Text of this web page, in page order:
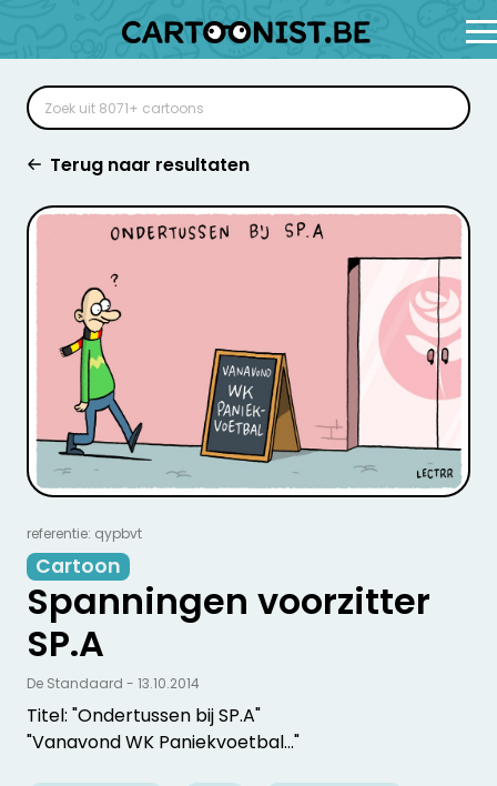
Terug naar resultaten
referentie: qypbvt
Cartoon
Spanningen voorzitter
SP.A
Titel: "Ondertussen bij SP.A"
"Vanavond WK Paniekvoetbal..."
De Standaard - 13.10.2014